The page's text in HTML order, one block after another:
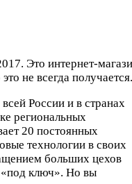
Это интернет-
не всегда
России и в странах
региональных
20 постоянных
технологии в своих
больших цехов
«под ключ». Но вы